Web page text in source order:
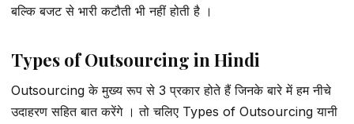
बल्कि बजट से भारी कटौती भी नहीं होती है ।
Types of Outsourcing in Hindi
Outsourcing के मुख्य रूप से 3 प्रकार होते हैं जिनके बारे में हम नीचे
उदाहरण सहित बात करेंगे । तो चलिए Types of Outsourcing यानी